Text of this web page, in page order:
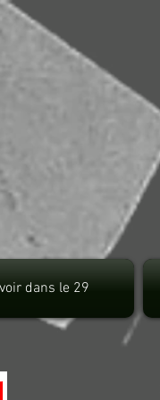
dans le 29